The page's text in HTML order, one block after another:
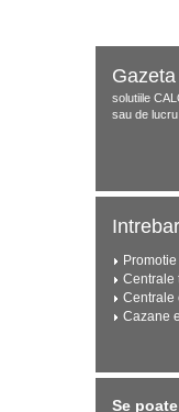
solutiile
sau de lucru
Centrale
Centrale
Cazane
Se